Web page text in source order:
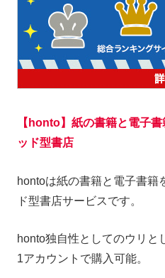
【honto】紙の書籍と電子
ッド型書店
hontoは紙の書籍と電子書籍
ド型書店サービスです。
honto独自性としてのウリと
1アカウントで購入可能。